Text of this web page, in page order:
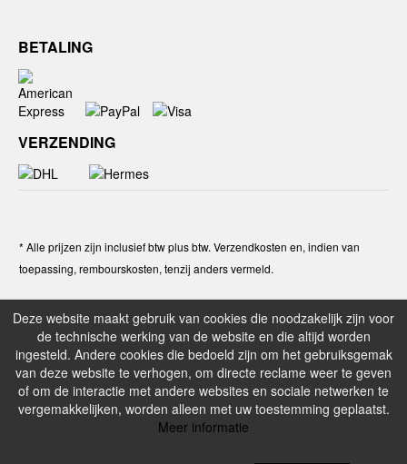
BETALING
VERZENDING
* Alle prijzen zijn inclusief btw plus btw. Verzendkosten en, indien van
toepassing, rembourskosten, tenzij anders vermeld.
Deze website maakt gebruik van cookies die noodzakelijk zijn voor
de technische werking van de website en die altijd worden
ingesteld. Andere cookies die bedoeld zijn om het gebruiksgemak
van deze website te verhogen, om directe reclame weer te geven
of om de interactie met andere websites en sociale netwerken te
vergemakkelijken, worden alleen met uw toestemming geplaatst.
Meer informatie